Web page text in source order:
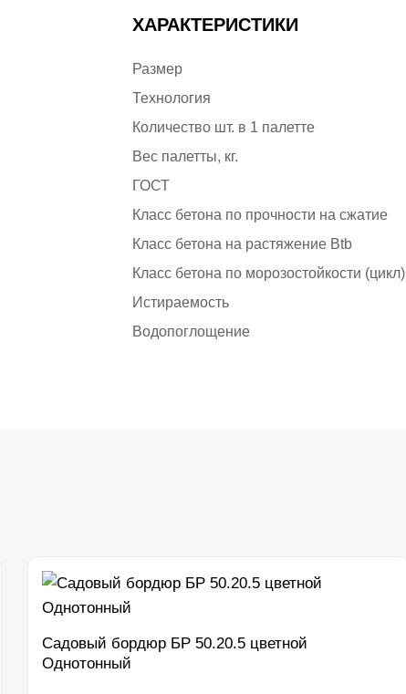
ХАРАКТЕРИСТИКИ
Размер
Технология
Количество шт. в 1 палетте
Вес палетты, кг.
ГОСТ
Класс бетона по прочности на сжатие
Класс бетона на растяжение Btb
Класс бетона по морозостойкости (цикл)
Истираемость
Водопоглощение
Садовый бордюр БР 50.20.5 цветной
Однотонный